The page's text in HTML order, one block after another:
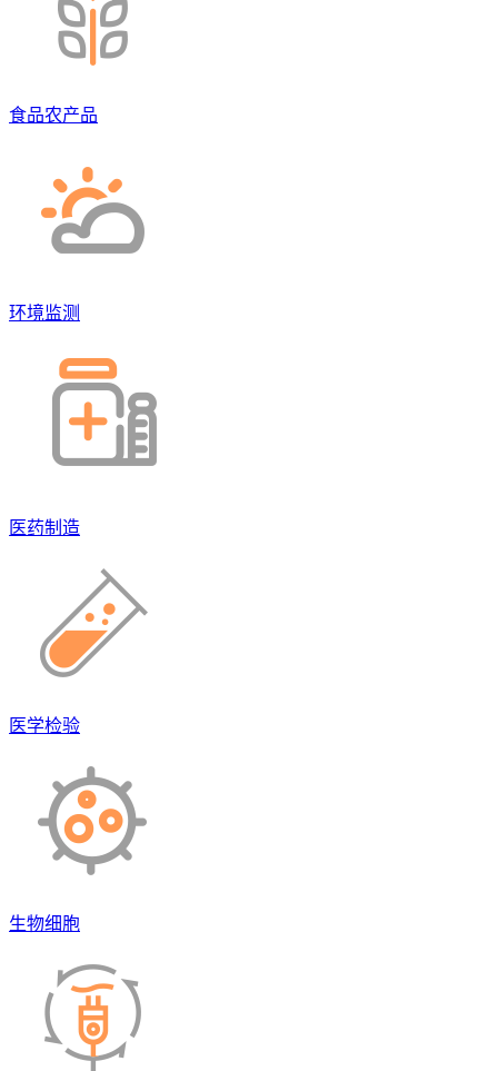
食品农产品
环境监测
医药制造
医学检验
生物细胞